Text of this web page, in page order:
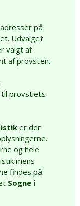
på
Udvalget
valgt af
af provsten.
til provstiets
er der
og hele
mens
findes på
Sogne i